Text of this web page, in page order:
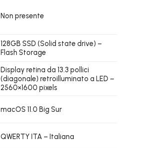
Non presente
128GB SSD (Solid state drive) –
Flash Storage
Display retina da 13.3 pollici
(diagonale) retroilluminato a LED –
2560×1600 pixels
macOS 11.0 Big Sur
QWERTY ITA – Italiana